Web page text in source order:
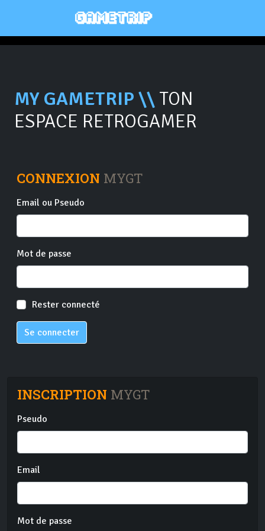
MY GAMETRIP \\ TON
ESPACE RETROGAMER
CONNEXION MYGT
Email ou Pseudo
Mot de passe
Rester connecté
Se connecter
INSCRIPTION MYGT
Pseudo
Email
Mot de passe